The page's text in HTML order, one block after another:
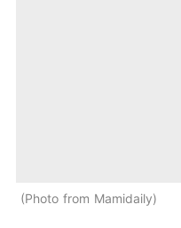
Photo from Mamidaily